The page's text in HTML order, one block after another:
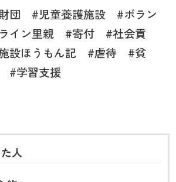
団 #児童養護施設 #ボラン
イン里親 #寄付 #社会貢
設ほうもん記 #虐待 #貧
#学習支援
人